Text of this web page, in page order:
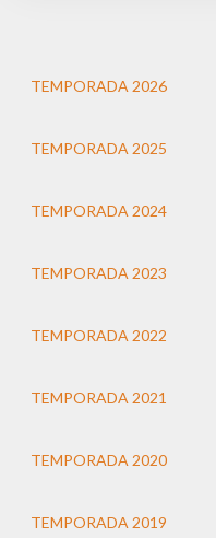
TEMPORADA 2026
TEMPORADA 2025
TEMPORADA 2024
TEMPORADA 2023
TEMPORADA 2022
TEMPORADA 2021
TEMPORADA 2020
TEMPORADA 2019